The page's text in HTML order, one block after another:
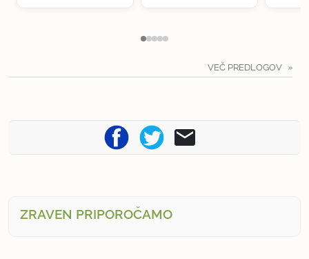
VEČ PREDLOGOV
ZRAVEN PRIPOROČAMO